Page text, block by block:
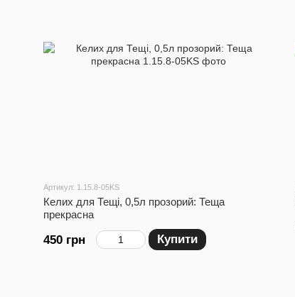
Артикул: 1.15.8-05KS
Келих для Тещі, 0,5л прозорий: Теща
прекрасна
450 грн Купити